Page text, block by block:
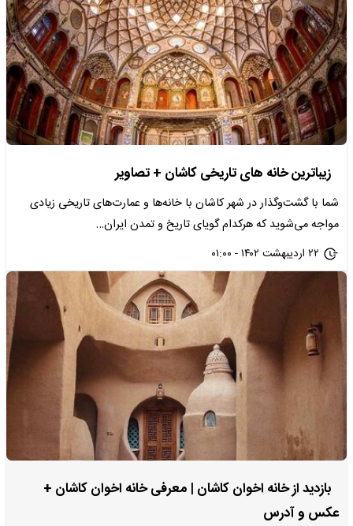
زیباترین خانه های تاریخی کاشان + تصاویر
شما با گشت‌وگذار در شهر کاشان با خانه‌ها و عمارت‌های تاریخی زیادی
مواجه می‌شوید که هرکدام گویای تاریخ و تمدن ایران…
۲۲ اردیبهشت ۱۴۰۲ - ۰۱:۰۰
بازدید از خانه اخوان کاشان | معرفی خانه اخوان کاشان +
عکس و آدرس